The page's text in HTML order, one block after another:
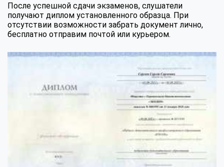
После успешной сдачи экзаменов, слушатели
получают диплом установленного образца. При
отсутствии возможности забрать документ лично,
бесплатно отправим почтой или курьером.